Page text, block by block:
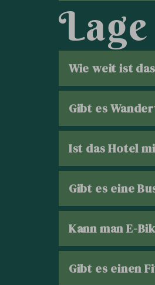
Lage
Wie weit ist
Gibt es
Ist das Hotel
Gibt es eine
Kann man E-
Gibt es einen